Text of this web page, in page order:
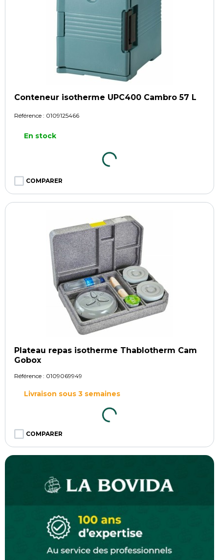
Conteneur isotherme UPC400 Cambro 57 L
Référence : 0109125466
En stock
COMPARER
Plateau repas isotherme Thablotherm Cam
Gobox
Référence : 0109069949
Livraison sous 3 semaines
COMPARER